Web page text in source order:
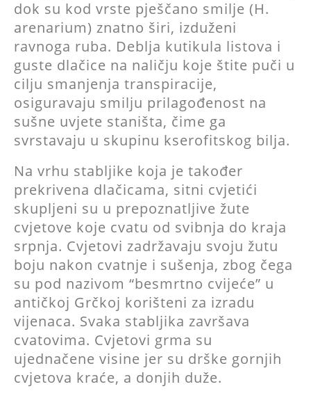
dok su kod vrste pješčano smilje (H.
arenarium) znatno širi, izduženi
ravnoga ruba. Deblja kutikula listova i
guste dlačice na naličju koje štite puči u
cilju smanjenja transpiracije,
osiguravaju smilju prilagođenost na
sušne uvjete staništa, čime ga
svrstavaju u skupinu kserofitskog bilja.
Na vrhu stabljike koja je također
prekrivena dlačicama, sitni cvjetići
skupljeni su u prepoznatljive žute
cvjetove koje cvatu od svibnja do kraja
srpnja. Cvjetovi zadržavaju svoju žutu
boju nakon cvatnje i sušenja, zbog čega
su pod nazivom “besmrtno cvijeće” u
antičkoj Grčkoj korišteni za izradu
vijenaca. Svaka stabljika završava
cvatovima. Cvjetovi grma su
ujednačene visine jer su drške gornjih
cvjetova kraće, a donjih duže.